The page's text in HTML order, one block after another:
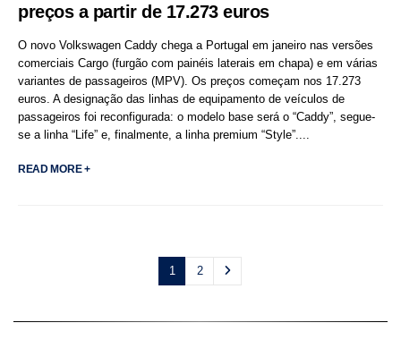
preços a partir de 17.273 euros
O novo Volkswagen Caddy chega a Portugal em janeiro nas versões
comerciais Cargo (furgão com painéis laterais em chapa) e em várias
variantes de passageiros (MPV). Os preços começam nos 17.273
euros. A designação das linhas de equipamento de veículos de
passageiros foi reconfigurada: o modelo base será o “Caddy”, segue-
se a linha “Life” e, finalmente, a linha premium “Style”....
READ MORE +
1 2